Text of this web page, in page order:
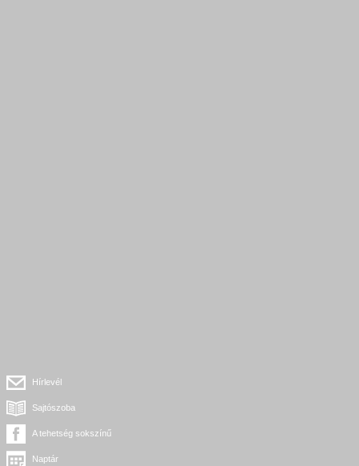
Hírlevél
Sajtószoba
A tehetség sokszínű
Naptár